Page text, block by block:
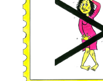
Cafer Zorlu
Cem Koç
Cemalettin Güzeloğlu
Cihan Demirci
Cumhur Gazioğlu
Ekrem Borazan